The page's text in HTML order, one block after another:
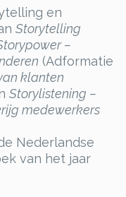
en
Storytelling
–
(Adformatie
klanten
Storylistening –
medewerkers
Nederlandse
van het jaar